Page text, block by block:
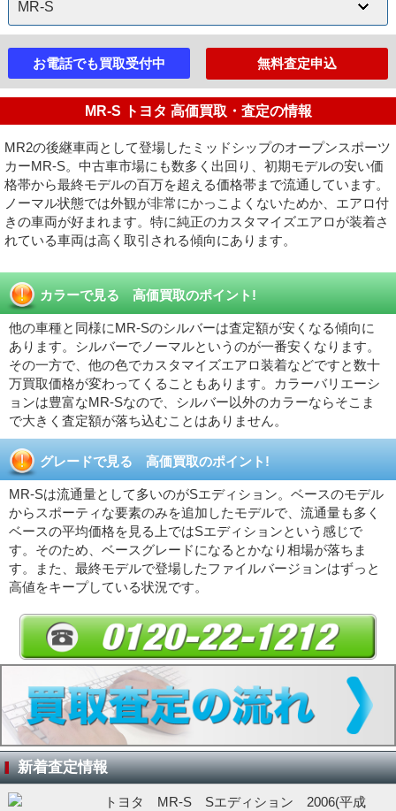
お電話でも買取受付中 無料査定申込
MR-S トヨタ 高価買取・査定の情報
MR2の後継車両として登場したミッドシップのオープンスポーツ
カーMR-S。中古車市場にも数多く出回り、初期モデルの安い価
格帯から最終モデルの百万を超える価格帯まで流通しています。
ノーマル状態では外観が非常にかっこよくないためか、エアロ付
きの車両が好まれます。特に純正のカスタマイズエアロが装着さ
れている車両は高く取引される傾向にあります。
カラーで見る 高価買取のポイント!
他の車種と同様にMR-Sのシルバーは査定額が安くなる傾向に
あります。シルバーでノーマルというのが一番安くなります。
その一方で、他の色でカスタマイズエアロ装着などですと数十
万買取価格が変わってくることもあります。カラーバリエーシ
ョンは豊富なMR-Sなので、シルバー以外のカラーならそこま
で大きく査定額が落ち込むことはありません。
グレードで見る 高価買取のポイント!
MR-Sは流通量として多いのがSエディション。ベースのモデル
からスポーティな要素のみを追加したモデルで、流通量も多く
ベースの平均価格を見る上ではSエディションという感じで
す。そのため、ベースグレードになるとかなり相場が落ちま
す。また、最終モデルで登場したファイルバージョンはずっと
高値をキープしている状況です。
新着査定情報
トヨタ MR-S Sエディション 2006(平成